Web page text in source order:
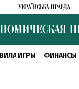
ИГРЫ ФИНАНСЫ